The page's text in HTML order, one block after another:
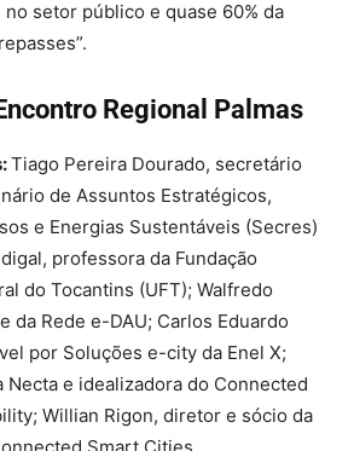
setor público e quase 60% da
Regional Palmas
Tiago Pereira Dourado, secretário
de Assuntos Estratégicos,
e Energias Sustentáveis (Secres)
professora da Fundação
do Tocantins (UFT); Walfredo
da Rede e-DAU; Carlos Eduardo
por Soluções e-city da Enel X;
Necta e idealizadora do Connected
Willian Rigon, diretor e sócio da